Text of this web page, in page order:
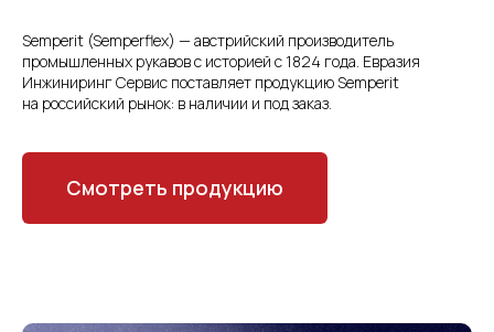
Semperit (Semperflex) — австрийский производитель
промышленных рукавов с историей с 1824 года. Евразия
Инжиниринг Сервис поставляет продукцию Semperit
на российский рынок: в наличии и под заказ.
Смотреть продукцию